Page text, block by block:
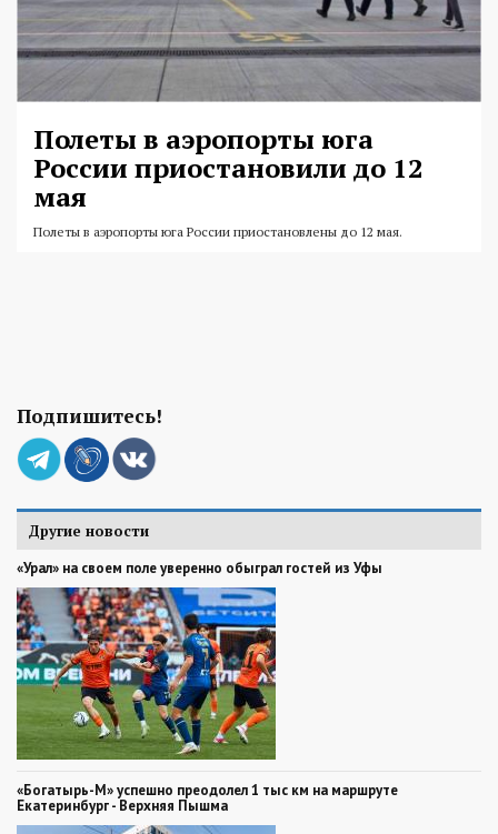
Полеты в аэропорты юга
России приостановили до 12
мая
Полеты в аэропорты юга России приостановлены до 12 мая.
Подпишитесь!
Другие новости
«Урал» на своем поле уверенно обыграл гостей из Уфы
«Богатырь-М» успешно преодолел 1 тыс км на маршруте
Екатеринбург - Верхняя Пышма